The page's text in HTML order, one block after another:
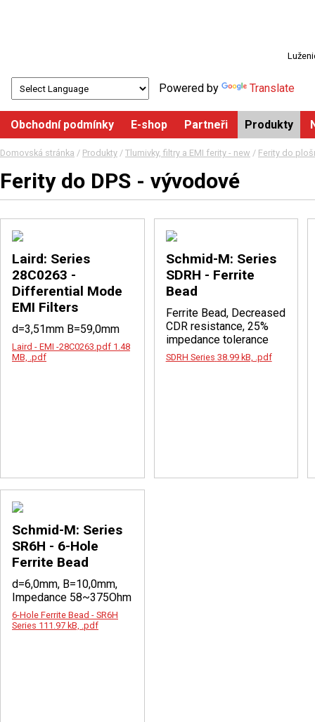
Powered by Translate
Obchodní podmínky E-shop Partneři Produkty
Domovská stránka / Produkty / Tlumivky, filtry a EMI ferity - new / Ferity do
Ferity do DPS - vývodové
Laird: Series
28C0263 -
Differential Mode
EMI Filters
d=3,51mm B=59,0mm
Laird - EMI -28C0263.pdf 1.48
MB, .pdf
Schmid-M: Series
SDRH - Ferrite
Bead
Ferrite Bead, Decreased
CDR resistance, 25%
impedance tolerance
SDRH Series 38.99 kB, .pdf
Schmid-M: Series
SR6H - 6-Hole
Ferrite Bead
d=6,0mm, B=10,0mm,
Impedance 58~375Ohm
6-Hole Ferrite Bead - SR6H
Series 111.97 kB, .pdf